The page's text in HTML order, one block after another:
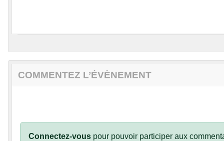
COMMENTEZ L’ÉVÈNEMENT
Connectez-vous pour pouvoir participer aux